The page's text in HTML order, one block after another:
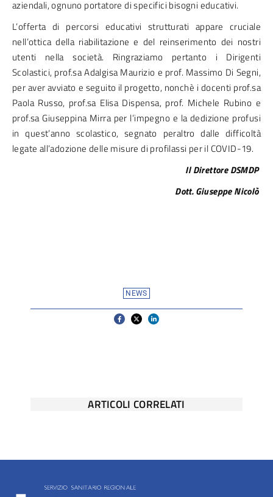
aziendali, ognuno portatore di specifici bisogni educativi.
L’offerta di percorsi educativi strutturati appare cruciale
nell’ottica della riabilitazione e del reinserimento dei nostri
utenti nella società. Ringraziamo pertanto i Dirigenti
Scolastici, prof.sa Adalgisa Maurizio e prof. Massimo Di Segni,
per aver avviato e seguito il progetto, nonchè i docenti prof.sa
Paola Russo, prof.sa Elisa Dispensa, prof. Michele Rubino e
prof.sa Giuseppina Mirra per l’impegno e la dedizione profusi
in quest’anno scolastico, segnato peraltro dalle difficoltà
legate all’adozione delle misure di profilassi per il COVID-19.
Il Direttore DSMDP
Dott. Giuseppe Nicolò
NEWS
ARTICOLI CORRELATI